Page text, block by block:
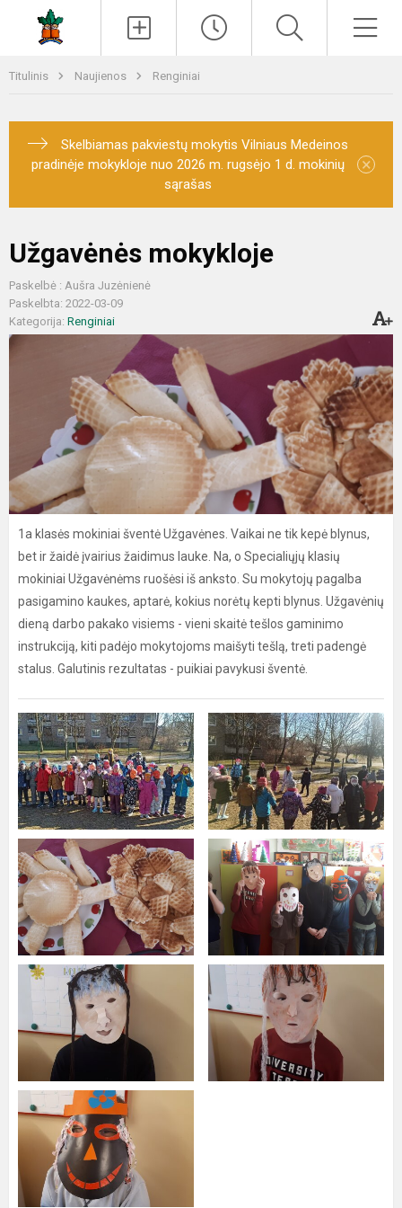
Titulinis Naujienos Renginiai
Skelbiamas pakviestų mokytis Vilniaus Medeinos
pradinėje mokykloje nuo 2026 m. rugsėjo 1 d. mokinių
sąrašas
×
Užgavėnės mokykloje
Paskelbė : Aušra Juzėnienė
Paskelbta: 2022-03-09
Kategorija: Renginiai
1a klasės mokiniai šventė Užgavėnes. Vaikai ne tik kepė blynus,
bet ir žaidė įvairius žaidimus lauke. Na, o Specialiųjų klasių
mokiniai Užgavėnėms ruošėsi iš anksto. Su mokytojų pagalba
pasigamino kaukes, aptarė, kokius norėtų kepti blynus. Užgavėnių
dieną darbo pakako visiems - vieni skaitė tešlos gaminimo
instrukciją, kiti padėjo mokytojoms maišyti tešlą, treti padengė
stalus. Galutinis rezultatas - puikiai pavykusi šventė.